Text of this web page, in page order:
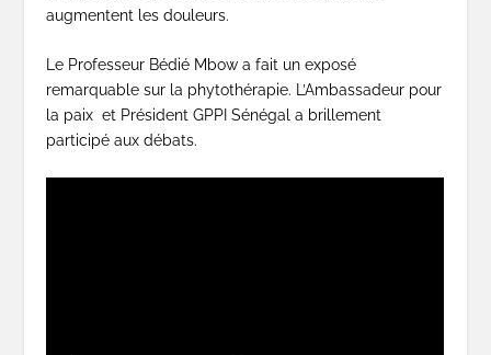
augmentent les douleurs.
Le Professeur Bédié Mbow a fait un exposé
remarquable sur la phytothérapie. L’Ambassadeur pour
la paix et Président GPPI Sénégal a brillement
participé aux débats.